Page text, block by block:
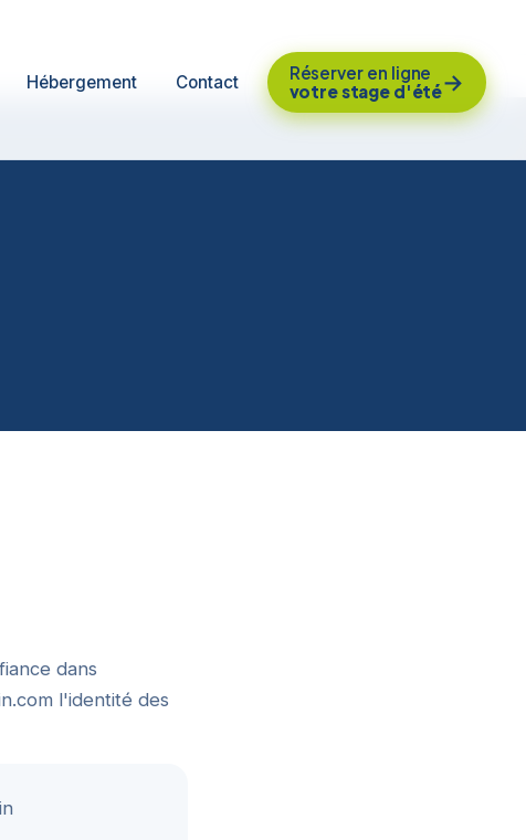
Hébergement Contact
Réserver en ligne
votre stage d'été→
dans
l'identité des